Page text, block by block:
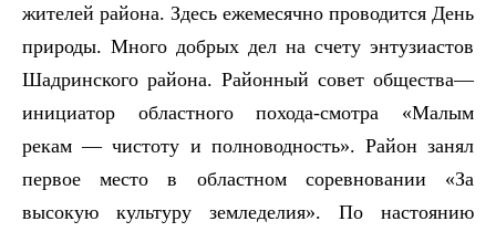
жителей района. Здесь ежемесячно проводится День
природы. Много добрых дел на счету энтузиастов
Шадринского района. Районный совет общества—
инициатор областного похода-смотра «Малым
рекам — чистоту и полноводность». Район занял
первое место в областном соревновании «За
высокую культуру земледелия». По настоянию